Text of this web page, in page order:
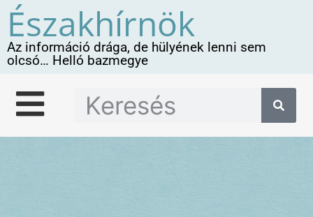
Északhírnök
Az információ drága, de hülyének lenni sem
olcsó… Helló bazmegye